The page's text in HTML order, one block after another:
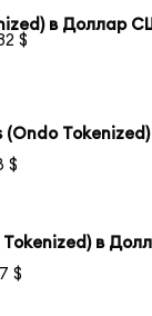
в Доллар
$
Tokenized)
$
Tokenized) в
$